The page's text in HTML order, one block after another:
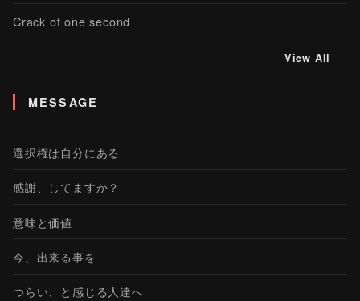
Crack of one second
View All
MESSAGE
選択権は自分にある
感謝、してますか？
意味と価値
今、出来る事を
つらい、と感じる人達へ